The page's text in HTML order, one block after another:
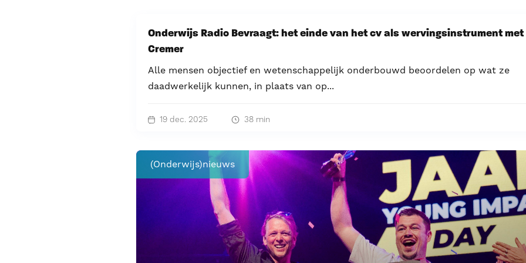
Onderwijs Radio Bevraagt: het einde van het cv als wervingsinstrument met
Cremer
Alle mensen objectief en wetenschappelijk onderbouwd beoordelen op wat ze
daadwerkelijk kunnen, in plaats van op...
19 dec. 2025 38 min
(Onderwijs)nieuws